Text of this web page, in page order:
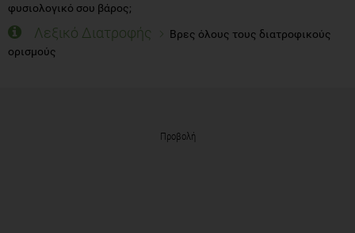
φυσιολογικό σου βάρος;
Λεξικό Διατροφής
Βρες όλους τους διατροφικούς
ορισμούς
Προβολή